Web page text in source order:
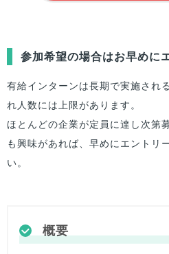
参加希望の場合はお早めに
有給インターンは長期で実施され
れ人数には上限があります。
ほとんどの企業が定員に達し次第
も興味があれば、早めにエントリ
い。
概要